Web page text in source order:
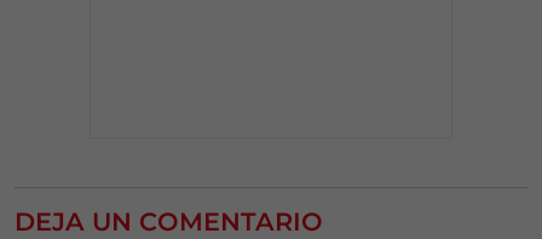
DEJA UN COMENTARIO